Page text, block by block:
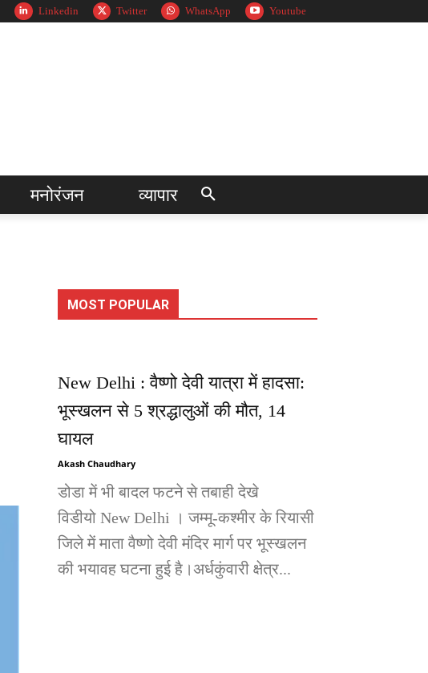
Linkedin Twitter WhatsApp Youtube
मनोरंजन व्यापार
MOST POPULAR
New Delhi : वैष्णो देवी यात्रा में हादसा:
भूस्खलन से 5 श्रद्धालुओं की मौत, 14
घायल
Akash Chaudhary
डोडा में भी बादल फटने से तबाही देखे
विडीयो New Delhi । जम्मू-कश्मीर के रियासी
जिले में माता वैष्णो देवी मंदिर मार्ग पर भूस्खलन
की भयावह घटना हुई है।अर्धकुंवारी क्षेत्र...